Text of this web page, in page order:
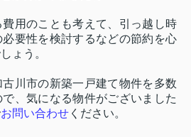
用のことも考えて、引っ越し時
要性を検討するなどの節約を心
ょう。
古川市の新築一戸建て物件を多数
、気になる物件がございました
お問い合わせ ください。